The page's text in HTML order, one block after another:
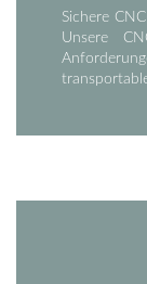
Sichere
Unsere